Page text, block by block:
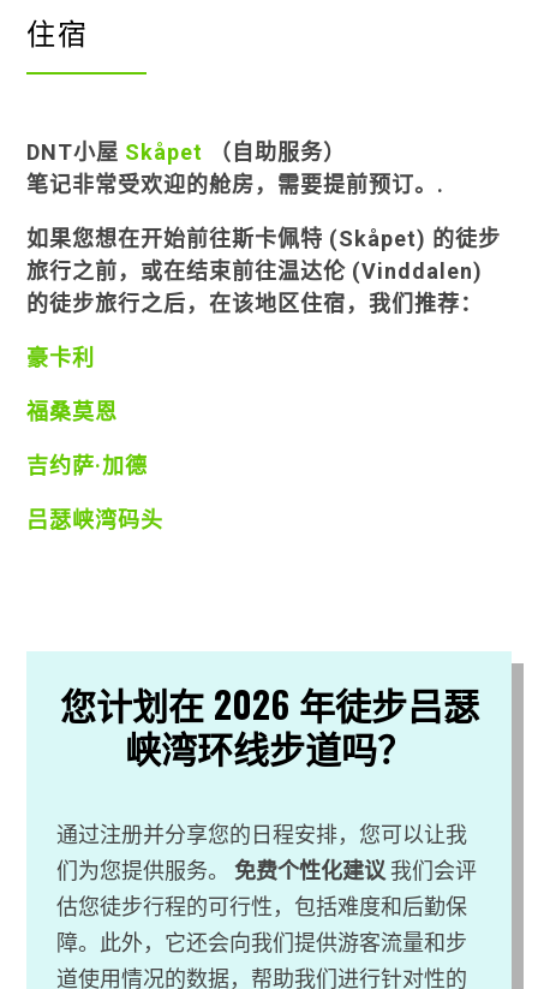
住宿
DNT小屋 Skåpet （自助服务）
笔记非常受欢迎的舱房，需要提前预订。.
如果您想在开始前往斯卡佩特 (Skåpet) 的徒步
旅行之前，或在结束前往温达伦 (Vinddalen)
的徒步旅行之后，在该地区住宿，我们推荐：
豪卡利
福桑莫恩
吉约萨·加德
吕瑟峡湾码头
您计划在 2026 年徒步吕瑟
峡湾环线步道吗？
通过注册并分享您的日程安排，您可以让我
们为您提供服务。免费个性化建议 我们会评
估您徒步行程的可行性，包括难度和后勤保
障。此外，它还会向我们提供游客流量和步
道使用情况的数据，帮助我们进行针对性的